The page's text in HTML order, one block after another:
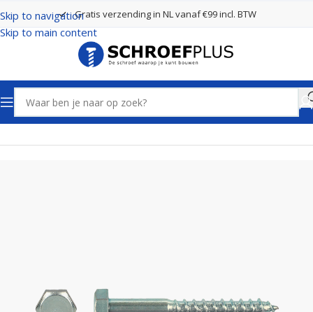
Skip to navigation
Skip to main content
Gratis verzending in NL vanaf €99 incl. BTW
Home Bouten, Moeren en Ringen Houtdraadbouten